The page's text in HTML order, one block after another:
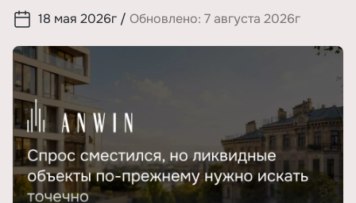
18 мая 2026г / Обновлено: 7 августа 2026г